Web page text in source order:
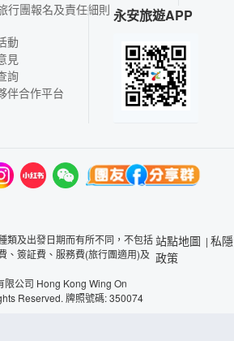
行團報名及責任細則
動
見
詢
伴合作平台
永安旅遊APP
類及出發日期而有所不同，不包括
、簽証費、服務費(旅行團適用)及
公司 Hong Kong Wing On
Reserved. 牌照號碼: 350074
站點地圖 | 私隱
政策